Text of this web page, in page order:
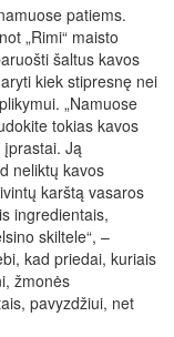
patiems.
„Rimi“ maisto
šaltus kavos
kiek stipresnę nei
„Namuose
tokias kavos
Ją
neliktų kavos
karštą vasaros
ingredientais,
skiltele“, –
kad priedai, kuriais
žmonės
pavyzdžiui, net